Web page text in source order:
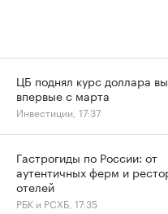
ЦБ поднял курс доллара
впервые с марта
Инвестиции, 17:37
Гастрогиды по России: от
аутентичных ферм и
отелей
РБК и РСХБ, 17:35